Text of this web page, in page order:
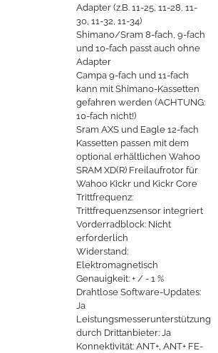
Adapter (z.B. 11-25, 11-28, 11-
30, 11-32, 11-34)
Shimano/Sram 8-fach, 9-fach
und 10-fach passt auch ohne
Adapter
Campa 9-fach und 11-fach
kann mit Shimano-Kassetten
gefahren werden (ACHTUNG:
10-fach nicht!)
Sram AXS und Eagle 12-fach
Kassetten passen mit dem
optional erhältlichen Wahoo
SRAM XD(R) Freilaufrotor für
Wahoo Kickr und Kickr Core
Trittfrequenz:
Trittfrequenzsensor integriert
Vorderradblock: Nicht
erforderlich
Widerstand:
Elektromagnetisch
Genauigkeit: + / - 1 %
Drahtlose Software-Updates:
Ja
Leistungsmesserunterstützung
durch Drittanbieter: Ja
Konnektivität: ANT+, ANT+ FE-